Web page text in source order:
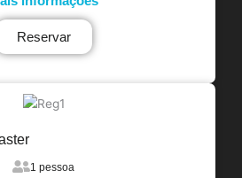
Reservar
1 pessoa